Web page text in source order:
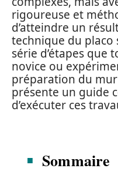
rigoureuse et
d’atteindre un
technique du placo
série d’étapes que
novice ou
préparation du
présente un guide
d’exécuter ces
Sommaire